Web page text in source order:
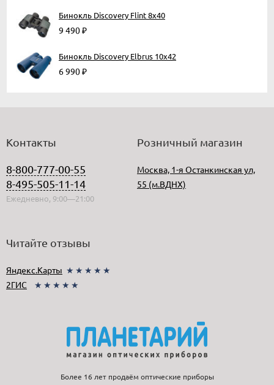
Бинокль Discovery Flint 8x40
9 490₽
Бинокль Discovery Elbrus 10x42
6 990₽
Контакты
8-800-777-00-55
8-495-505-11-14
Ежедневно, 9:00—21:00
Розничный магазин
Москва, 1-я Останкинская ул,
55 (м.ВДНХ)
Читайте отзывы
Яндекс.Карты ★★★★★
2ГИС
★★★★★
Более 16 лет продаём оптические приборы